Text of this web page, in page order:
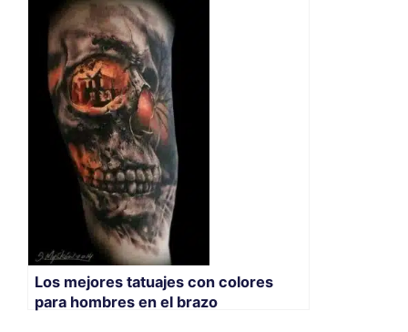
Los mejores tatuajes con colores
para hombres en el brazo